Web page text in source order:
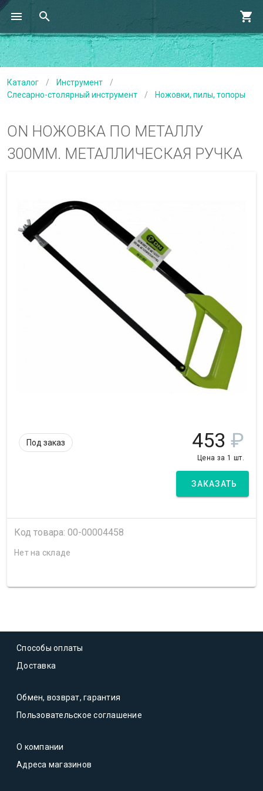
Каталог / Инструмент
/
Слесарно-столярный инструмент
/ Ножовки, пилы, топоры
ON НОЖОВКА ПО МЕТАЛЛУ
300ММ. МЕТАЛЛИЧЕСКАЯ РУЧКА
Под заказ 453 ₽
Цена за 1 шт.
ЗАКАЗАТЬ
Код товара: 00-00004458
Нет на складе
Способы оплаты
Доставка
Обмен, возврат, гарантия
Пользовательское соглашение
О компании
Адреса магазинов